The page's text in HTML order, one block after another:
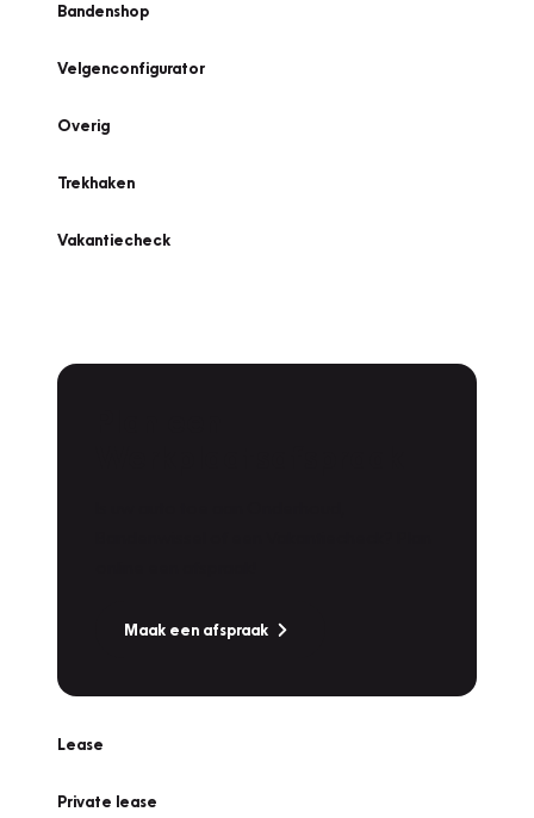
Bandenshop
Velgenconfigurator
Overig
Trekhaken
Vakantiecheck
Maak een afspraak
Lease
Private lease